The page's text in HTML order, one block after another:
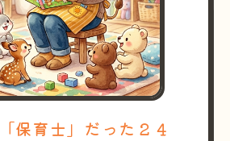
保育士」だった２４